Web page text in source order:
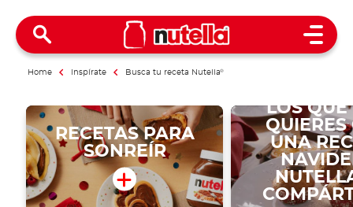
Open
Home Inspírate Busca tu receta Nutella®
RECETAS PARA
SONREÍR
LOS QUE
QUIERES
UNA